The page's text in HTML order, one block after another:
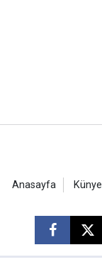
Anasayfa Künye